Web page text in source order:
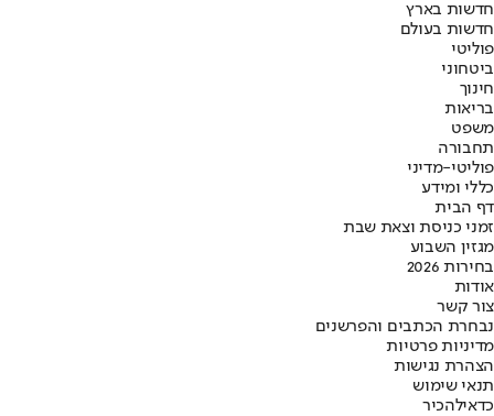
חדשות בארץ
חדשות בעולם
פוליטי
ביטחוני
חינוך
בריאות
משפט
תחבורה
פוליטי-מדיני
כללי ומידע
דף הבית
זמני כניסת וצאת שבת
מגזין השבוע
בחירות 2026
אודות
צור קשר
נבחרת הכתבים והפרשנים
מדיניות פרטיות
הצהרת נגישות
תנאי שימוש
כדאילהכיר